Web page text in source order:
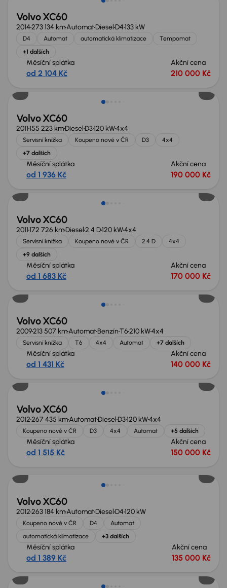
Volvo XC60
2014273 134 kmAutomatDiesel D4133 kW
D4 Automat automatická klimatizace
Tempomat
+1 dalších
Měsíční splátka
od 2 104 Kč
Akční cena
210 000 Kč
Volvo XC60
2011155 223 kmDiesel D3120 kW4x4
Servisní knížka Koupeno nové v ČR D3
4x4
+7 dalších
Měsíční splátka
od 1 936 Kč
Akční cena
190 000 Kč
Volvo XC60
2011172 726 kmDiesel2.4 D120 kW4x4
Servisní knížka Koupeno nové v ČR 2.4 D
4x4
+9 dalších
Měsíční splátka
od 1 683 Kč
Akční cena
170 000 Kč
Zlevněno o 10 000 Kč
Volvo XC60
2009213 507 kmAutomatBenzínT6210 kW4x4
Servisní knížka T6 4x4 Automat +7 dalších
Měsíční splátka
od 1 431 Kč
Akční cena
140 000 Kč
Možnost odpočtu DPH
Volvo XC60
2012267 435 kmAutomatDiesel D3120 kW4x4
Koupeno nové v ČR D3 4x4 Automat +5 dalších
Měsíční splátka
od 1 515 Kč
Akční cena
150 000 Kč
Volvo XC60
2012263 184 kmAutomatDiesel D4120 kW
Koupeno nové v ČR D4
Automat
automatická klimatizace
+3 dalších
Měsíční splátka
od 1 389 Kč
Akční cena
135 000 Kč